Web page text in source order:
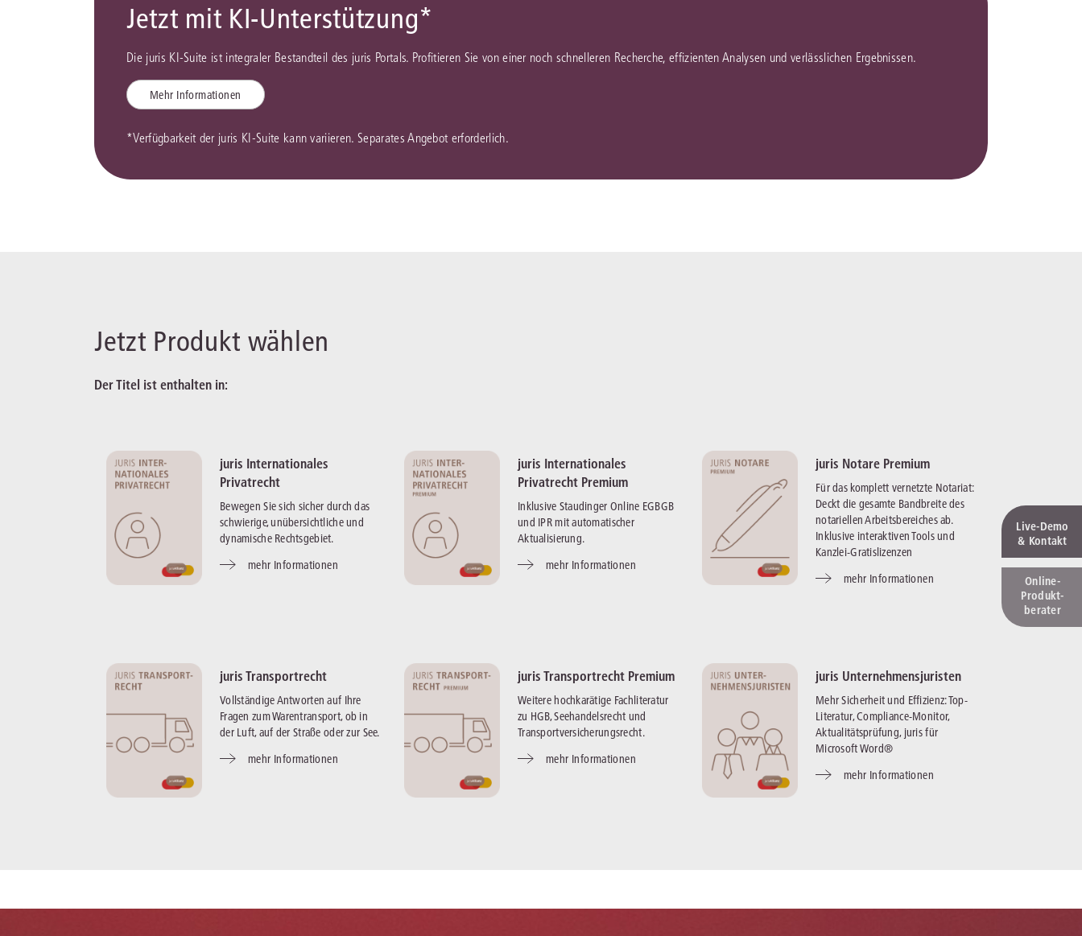
Jetzt mit KI-Unterstützung*
Die juris KI-Suite ist integraler Bestandteil des juris Portals. Profitieren Sie von einer noch schnelleren Recherche, effizienten Analysen und verlässlichen Ergebnissen.
Mehr Informationen
*Verfügbarkeit der juris KI-Suite kann variieren. Separates Angebot erforderlich.
Jetzt Produkt wählen
Der Titel ist enthalten in:
juris Internationales
Privatrecht
Bewegen Sie sich sicher durch das
schwierige, unübersichtliche und
dynamische Rechtsgebiet.
mehr Informationen
juris Internationales
Privatrecht Premium
Inklusive Staudinger Online EGBGB
und IPR mit automatischer
Aktualisierung.
mehr Informationen
juris Notare Premium
Für das komplett vernetzte Notariat:
Deckt die gesamte Bandbreite des
notariellen Arbeitsbereiches ab.
Inklusive interaktiven Tools und
Kanzlei-Gratislizenzen
mehr Informationen
juris Transportrecht
Vollständige Antworten auf Ihre
Fragen zum Warentransport, ob in
der Luft, auf der Straße oder zur See.
mehr Informationen
juris Transportrecht Premium
Weitere hochkarätige Fachliteratur
zu HGB, Seehandelsrecht und
Transportversicherungsrecht.
mehr Informationen
juris Unternehmensjuristen
Mehr Sicherheit und Effizienz: Top-
Literatur, Compliance-Monitor,
Aktualitätsprüfung, juris für
Microsoft Word®
mehr Informationen
Live‑Demo
& Kontakt
Online-
Produkt­
berater